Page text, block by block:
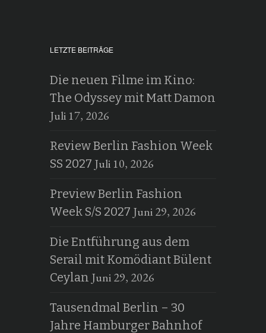
LETZTE BEITRÄGE
Die neuen Filme im Kino:
The Odyssey mit Matt Damon
Juli 17, 2026
Review Berlin Fashion Week
SS 2027 Juli 10, 2026
Preview Berlin Fashion
Week S/S 2027 Juni 29, 2026
Die Entführung aus dem
Serail mit Komödiant Bülent
Ceylan Juni 29, 2026
Tausendmal Berlin – 30
Jahre Hamburger Bahnhof